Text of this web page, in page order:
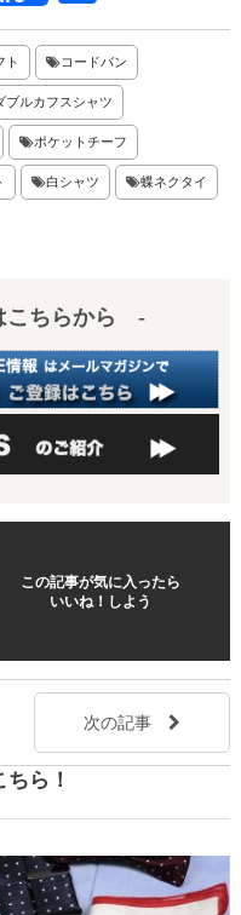
有
ト コードバン
ブルカフスシャツ
ポケットチーフ
白シャツ 蝶ネクタイ
こちらから -
この記事が気に入ったら
いいね！しよう
次の記事
ら！